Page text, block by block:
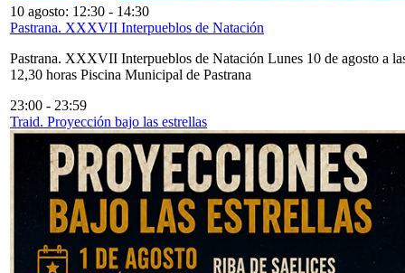
10 agosto: 12:30 - 14:30
Pastrana. XXXVII Interpueblos de Natación
Pastrana. XXXVII Interpueblos de Natación Lunes 10 de agosto a
12,30 horas Piscina Municipal de Pastrana
23:00 - 23:59
Traid. Proyección bajo las estrellas